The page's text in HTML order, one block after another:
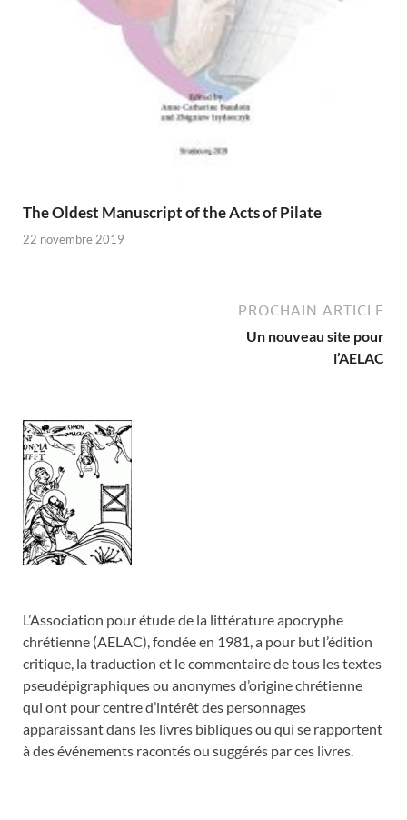
The Oldest Manuscript of the Acts of Pilate
22 novembre 2019
PROCHAIN ARTICLE
Un nouveau site pour
l’AELAC
L’Association pour étude de la littérature apocryphe
chrétienne (AELAC), fondée en 1981, a pour but l’édition
critique, la traduction et le commentaire de tous les textes
pseudépigraphiques ou anonymes d’origine chrétienne
qui ont pour centre d’intérêt des personnages
apparaissant dans les livres bibliques ou qui se rapportent
à des événements racontés ou suggérés par ces livres.